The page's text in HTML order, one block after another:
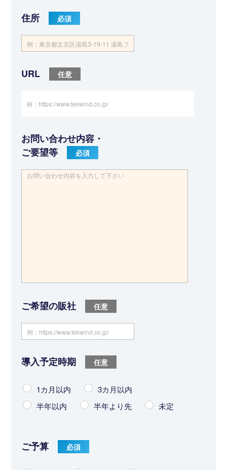
住所
URL
お問い合わせ内容・
ご要望等
ご希望の販社
導入予定時期
1カ月以内
3カ月以内
半年以内
半年より先 未定
ご予算